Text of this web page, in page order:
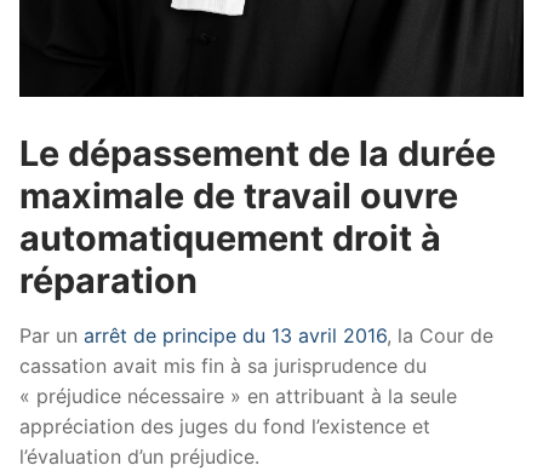
Le dépassement de la durée
maximale de travail ouvre
automatiquement droit à
réparation
Par un arrêt de principe du 13 avril 2016, la Cour de
cassation avait mis fin à sa jurisprudence du
« préjudice nécessaire » en attribuant à la seule
appréciation des juges du fond l’existence et
l’évaluation d’un préjudice.